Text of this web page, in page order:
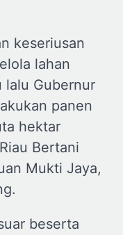
keseriusan
lahan
lalu Gubernur
panen
hektar
Bertani
Mukti Jaya,
beserta